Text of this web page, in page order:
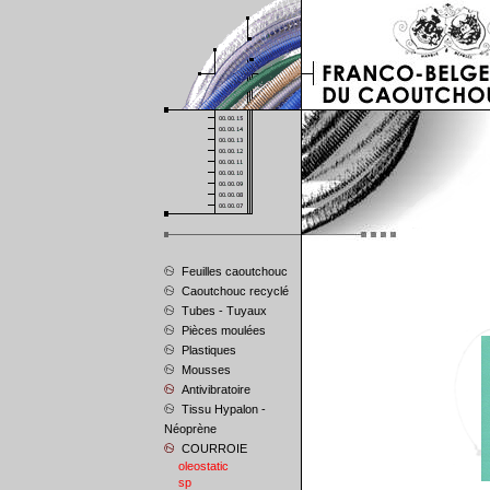
Feuilles caoutchouc
Caoutchouc recyclé
Tubes - Tuyaux
Pièces moulées
Plastiques
Mousses
Antivibratoire
Tissu Hypalon -
Néoprène
COURROIE
oleostatic
sp